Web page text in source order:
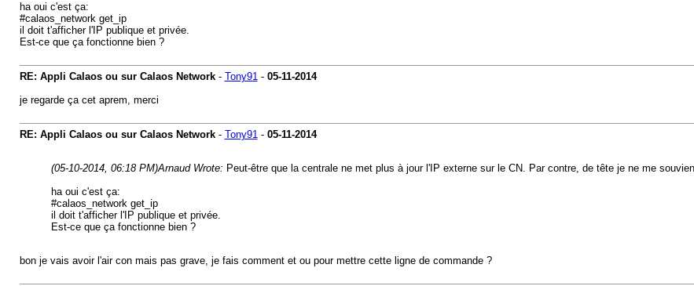
ha oui c'est ça:
#calaos_network get_ip
il doit t'afficher l'IP publique et privée.
Est-ce que ça fonctionne bien ?
RE: Appli Calaos ou sur Calaos Network- Tony91- 05-11-2014
je regarde ça cet aprem, merci
RE: Appli Calaos ou sur Calaos Network- Tony91- 05-11-2014
(05-10-2014, 06:18 PM)Arnaud Wrote: Peut-être que la centrale ne met plus à jour l'IP externe sur le CN. Par contre, de tête je ne me
ha oui c'est ça:
#calaos_network get_ip
il doit t'afficher l'IP publique et privée.
Est-ce que ça fonctionne bien ?
bon je vais avoir l'air con mais pas grave, je fais comment et ou pour mettre cette ligne de commande ?